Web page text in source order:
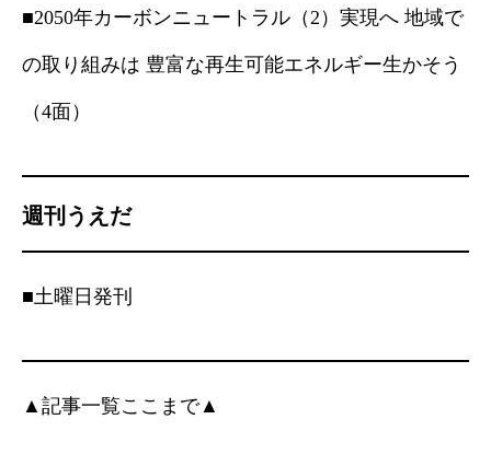
■2050年カーボンニュートラル（2）実現へ 地域で
の取り組みは 豊富な再生可能エネルギー生かそう
（4面）
週刊うえだ
■土曜日発刊
▲記事一覧ここまで▲